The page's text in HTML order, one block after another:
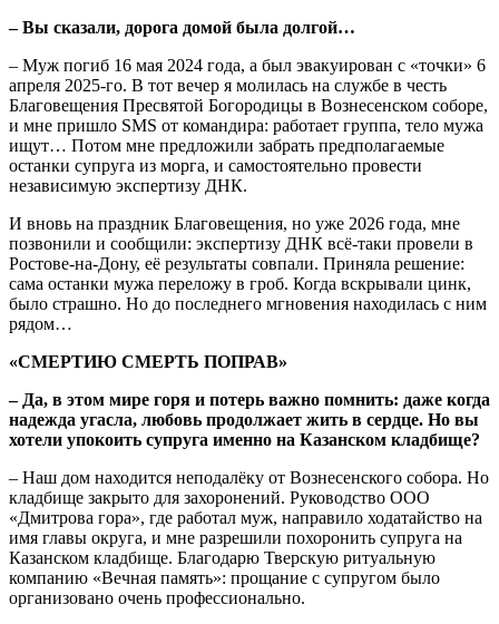
– Вы сказали, дорога домой была долгой…
– Муж погиб 16 мая 2024 года, а был эвакуирован с «точки» 6
апреля 2025-го. В тот вечер я молилась на службе в честь
Благовещения Пресвятой Богородицы в Вознесенском соборе,
и мне пришло SMS от командира: работает группа, тело мужа
ищут… Потом мне предложили забрать предполагаемые
останки супруга из морга, и самостоятельно провести
независимую экспертизу ДНК.
И вновь на праздник Благовещения, но уже 2026 года, мне
позвонили и сообщили: экспертизу ДНК всё-таки провели в
Ростове-на-Дону, её результаты совпали. Приняла решение:
сама останки мужа переложу в гроб. Когда вскрывали цинк,
было страшно. Но до последнего мгновения находилась с ним
рядом…
«СМЕРТИЮ СМЕРТЬ ПОПРАВ»
– Да, в этом мире горя и потерь важно помнить: даже когда
надежда угасла, любовь продолжает жить в сердце. Но вы
хотели упокоить супруга именно на Казанском кладбище?
– Наш дом находится неподалёку от Вознесенского собора. Но
кладбище закрыто для захоронений. Руководство ООО
«Дмитрова гора», где работал муж, направило ходатайство на
имя главы округа, и мне разрешили похоронить супруга на
Казанском кладбище. Благодарю Тверскую ритуальную
компанию «Вечная память»: прощание с супругом было
организовано очень профессионально.